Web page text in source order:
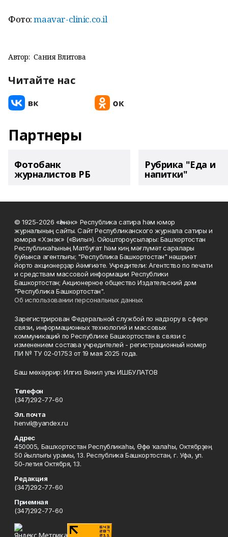
Фото:maavar-clinic.co.il
Автор: Сания Вәлитова
Читайте нас
Партнеры
Фотобанк
журналистов РБ
Рубрика "Еда и
напитки"
© 1925-2026 «Һәнәк» Республика сатира һәм юмор
журналының сайты. Сайт Республиканского журнала сатиры и
юмора «Хэнэк» («Вилы»). Ойоштороусылары: Башҡортостан
Республикаһының Матбуғат һәм киң мәғлүмәт саралары
буйынса агентлығы; "Республика Башкортостан" нәшриәт
йорто акционерҙар йәмғиәте. Учредители: Агентство по печати
и средствам массовой информации Республики
Башкортостан; Акционерное общество Издательский дом
"Республика Башкортостан".
Об использовании персональных данных
Зарегистрирован Федеральной службой по надзору в сфере
связи, информационных технологий и массовых
коммуникаций по Республике Башкортостан в связи с
изменением состава учредителей - регистрационный номер
ПИ № ТУ 02-01753 от 19 мая 2025 года.
Баш мөхәррир: Илгиз Вәкил улы ИШБУЛАТОВ
Телефон
(347)292-77-60
Эл. почта
henvil@yandex.ru
Адрес
450005, Башҡортостан Республикаһы, Өфө ҡалаһы, Октябрҙең
50 йыллығы урамы, 13. Республика Башкортостан, г. Уфа, ул.
50-летия Октября, 13.
Редакция
(347)292-77-60
Приемная
(347)292-77-60